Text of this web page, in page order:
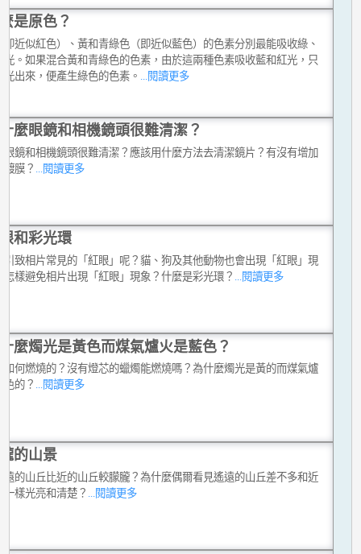
是原色？
即近似紅色）、黃和青綠色（即近似藍色）的色素分別最能吸收綠、
光。如果混合黃和青綠色的色素，由於這兩種色素吸收藍和紅光，只
光出來，便產生綠色的色素。 ...閱讀更多
麼眼鏡和相機鏡頭很難清潔？
眼鏡和相機鏡頭很難清潔？應該用什麼方法去清潔鏡片？有沒有增加
鍍膜？
...閱讀更多
和彩光環
引致相片常見的「紅眼」呢？貓、狗及其他動物也會出現「紅眼」現
怎樣避免相片出現「紅眼」現象？什麼是彩光環？
...閱讀更多
麼燭光是黃色而煤氣爐火是藍色？
如何燃燒的？沒有燈芯的蠟燭能燃燒嗎？為什麼燭光是黃的而煤氣爐
色的？ ...閱讀更多
的山景
遠的山丘比近的山丘較朦朧？為什麼偶爾看見遙遠的山丘差不多和近
一樣光亮和清楚？
...閱讀更多